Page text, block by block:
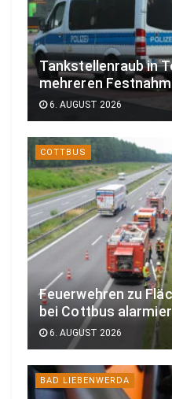
Tankstellenraub in
mehreren
6. AUGUST 2026
COTTBUS
Feuerwehren zu
bei Cottbus
6. AUGUST 2026
BAD LIEBENWERDA